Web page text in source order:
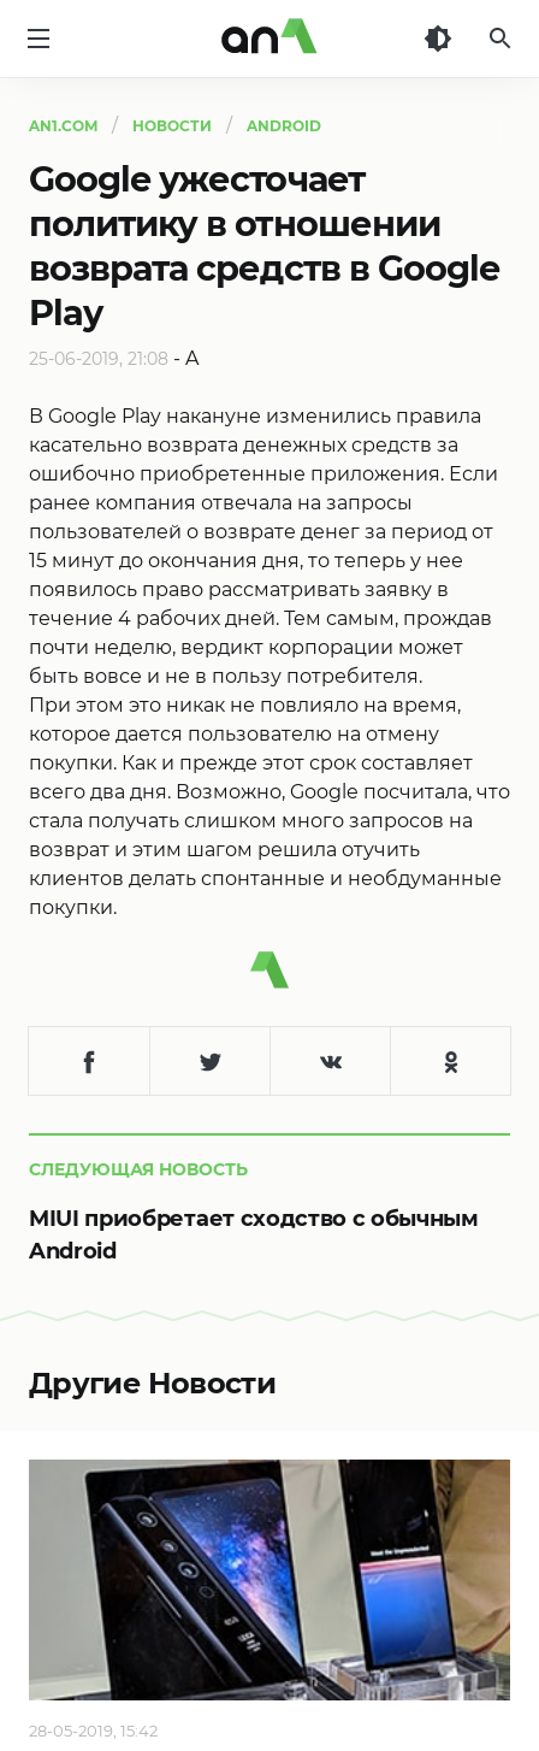
AN1.COM НОВОСТИ ANDROID
Google ужесточает
политику в отношении
возврата средств в Google
Play
25-06-2019, 21:08 - A
В Google Play накануне изменились правила
касательно возврата денежных средств за
ошибочно приобретенные приложения. Если
ранее компания отвечала на запросы
пользователей о возврате денег за период от
15 минут до окончания дня, то теперь у нее
появилось право рассматривать заявку в
течение 4 рабочих дней. Тем самым, прождав
почти неделю, вердикт корпорации может
быть вовсе и не в пользу потребителя.
При этом это никак не повлияло на время,
которое дается пользователю на отмену
покупки. Как и прежде этот срок составляет
всего два дня. Возможно, Google посчитала, что
стала получать слишком много запросов на
возврат и этим шагом решила отучить
клиентов делать спонтанные и необдуманные
покупки.
СЛЕДУЮЩАЯ НОВОСТЬ
MIUI приобретает сходство с обычным
Android
Другие Новости
28-05-2019, 15:42